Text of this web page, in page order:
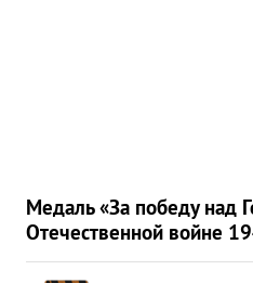
Медаль «За победу над
Отечественной войне